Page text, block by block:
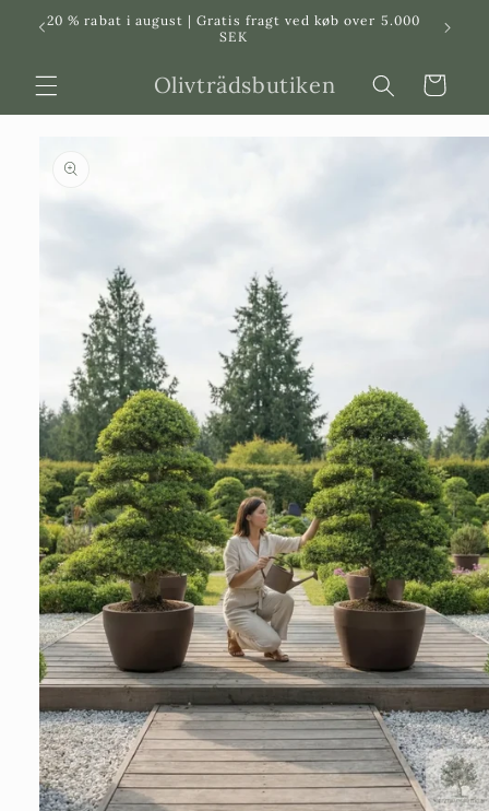
Svenska Dansk
20 % rabat i august | Gratis fragt ved køb over 5.000
SEK
Olivträdsbutiken Indkøbskurv